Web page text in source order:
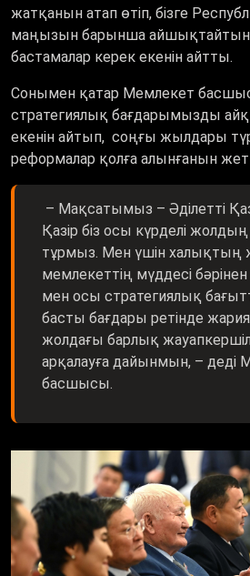
маңызын барынша
бастамалар керек екенін айтты.
Сонымен қатар Мемлекет
стратегиялық бағдарымызды
екенін айтып, соңғы жылдары
реформалар қолға алынғанын
– Мақсатымыз – Әділетті
Қазір біз осы күрделі
тұрмыз. Мен үшін халықтың
мемлекеттің мүддесі бәрінен
мен осы стратегиялық
басты бағдары ретінде
жолдағы барлық
арқалауға дайынмын, – деді
басшысы.